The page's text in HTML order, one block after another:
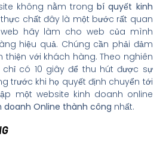
không nằm trongbí quyết kinh
chất đây là một bước rất quan
hãy làm cho web của mình
hiệu quả. Chúng cần phải đảm
thiện với khách hàng. Theo nghiên
có 10 giây để thu hút được sự
trước khi họ quyết định chuyển tới
một website kinh doanh online
doanh Online thành công nhất.